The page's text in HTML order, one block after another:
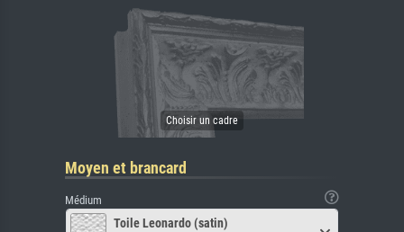
Moyen et brancard
Médium
Toile Leonardo (satin)